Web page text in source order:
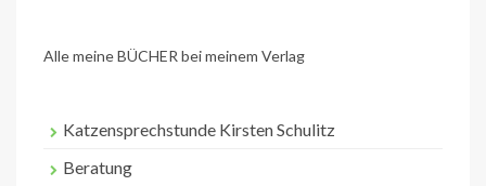
Alle meine BÜCHER bei meinem Verlag
Katzensprechstunde Kirsten Schulitz
Beratung